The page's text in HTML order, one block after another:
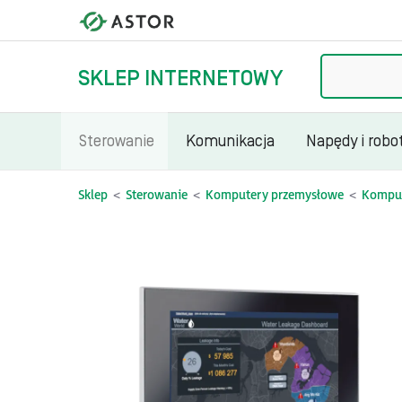
SKLEP INTERNETOWY
Sterowanie Komunikacja Napędy i
Sklep Sterowanie Komputery przemysłowe